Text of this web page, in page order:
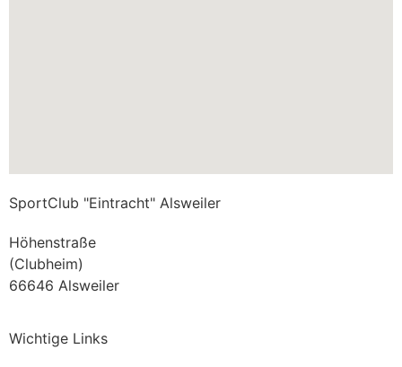
SportClub "Eintracht" Alsweiler
Höhenstraße
(Clubheim)
66646 Alsweiler
Wichtige Links